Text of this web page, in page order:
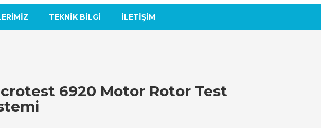
TEKNIK BILGI İLETIŞIM
6920 Motor Rotor Test